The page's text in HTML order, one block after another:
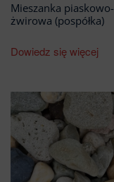
Mieszanka piaskowo-
żwirowa (pospółka)
Dowiedz się więcej